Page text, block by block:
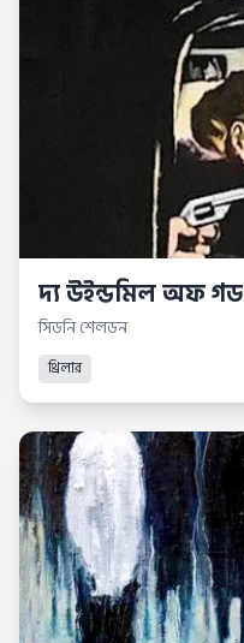
দ্য উইন্ডমিল অফ গড
সিডনি শেলডন
থ্রিলার